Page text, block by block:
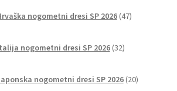
nogometni dresi SP 2026 47izdelkov
nogometni dresi SP 2026 32izdelkov
nogometni dresi SP 2026 20izdelkov